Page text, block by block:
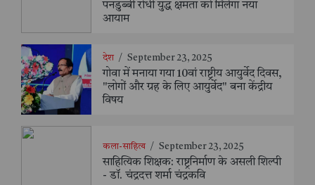
पनडुब्बी रोधी युद्ध क्षमता को मिलेगा नया
आयाम
देश / September 23, 2025
गोवा में मनाया गया 10वां राष्ट्रीय आयुर्वेद दिवस,
"लोगों और ग्रह के लिए आयुर्वेद" बना केंद्रीय
विषय
कला-साहित्य / September 23, 2025
साहित्यिक शिक्षक: राष्ट्रनिर्माण के असली शिल्पी
- डॉ. चंद्रदत्त शर्मा चंद्रकवि